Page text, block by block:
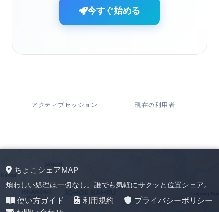
今すぐ始める
アクティブセッション 現在の利用者
ちょこシェアMAP
煩わしい処理は一切なし。誰でも気軽にサクッと位置シェア。
使い方ガイド 利用規約
プライバシーポリシー